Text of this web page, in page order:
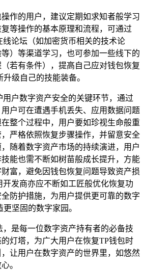
作的用户，建议定期如求知者般学习
等操作的基本原理和流程，可通过
线论坛（如加密货币相关的技术论
）等渠道学习，也可参加一些线下的
若有条件），提高自己应对钱包恢复
级自己的技能装备。
用户数字资产安全的关键环节，通过
户可在遭遇手机丢失、应用数据问题
整个过程中，用户要如珍视生命般重
严格依照恢复步骤操作，并留意安全
随着数字资产市场的持续演进，用户
能也需不断如树苗般成长提升，方能
富，避免因钱包恢复问题导致资产损
开发商亦应不断如工匠般优化恢复功
防护措施，为用户提供更可靠的数字
坚固的数字家园。
，是每一位数字资产持有者的必备技
灯塔，为广大用户在恢复TP钱包时
让用户在数字资产的世界里，如悠然
。